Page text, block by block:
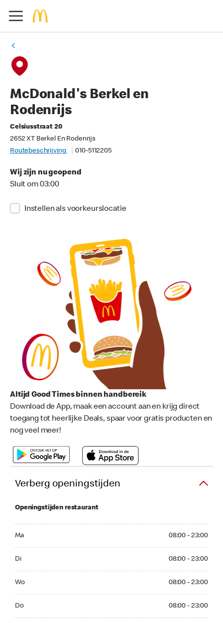
McDonald's Berkel en
Rodenrijs
Celsiusstraat 20
2652 XT Berkel En Rodenrijs
Routebeschrijving
010-5112205
Wij zijn nu geopend
Sluit om 03:00
Instellen als voorkeurslocatie
Altijd Good Times binnen handbereik
Download de App, maak een account aan en krijg direct
toegang tot heerlijke Deals, spaar voor gratis producten en
nog veel meer!
Verberg openingstijden
Openingstijden restaurant
Ma 08:00 - 23:00
Di 08:00 - 23:00
Wo 08:00 - 23:00
Do 08:00 - 23:00